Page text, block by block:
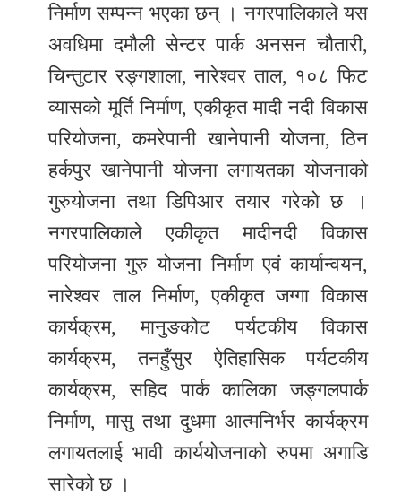
निर्माण सम्पन्न भएका छन् । नगरपालिकाले यस
अवधिमा दमौली सेन्टर पार्क अनसन चौतारी,
चिन्तुटार रङ्गशाला, नारेश्वर ताल, १०८ फिट
व्यासको मूर्ति निर्माण, एकीकृत मादी नदी विकास
परियोजना, कमरेपानी खानेपानी योजना, ठिन
हर्कपुर खानेपानी योजना लगायतका योजनाको
गुरुयोजना तथा डिपिआर तयार गरेको छ ।
नगरपालिकाले एकीकृत मादीनदी विकास
परियोजना गुरु योजना निर्माण एवं कार्यान्वयन,
नारेश्वर ताल निर्माण, एकीकृत जग्गा विकास
कार्यक्रम, मानुङकोट पर्यटकीय विकास
कार्यक्रम, तनहुँसुर ऐतिहासिक पर्यटकीय
कार्यक्रम, सहिद पार्क कालिका जङ्गलपार्क
निर्माण, मासु तथा दुधमा आत्मनिर्भर कार्यक्रम
लगायतलाई भावी कार्ययोजनाको रुपमा अगाडि
सारेको छ ।